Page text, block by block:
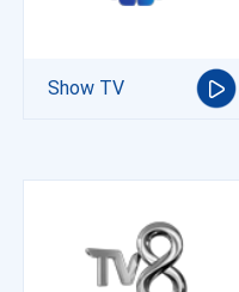
Show TV